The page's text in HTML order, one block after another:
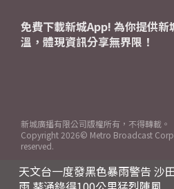
天文台一度發黑色暴雨警告 沙
免費下載新城App! 為你提供新
溫，體現資訊分享無界限！
新城廣播有限公司版權所有，不得轉載。
Copyright 2026© Metro Broadcast
reserved.